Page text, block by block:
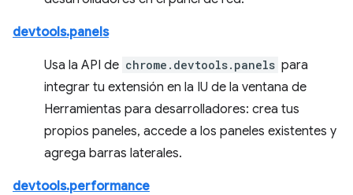
devtools.panels
Usa la API de chrome.devtools.panels para
integrar tu extensión en la IU de la ventana de
Herramientas para desarrolladores: crea tus
propios paneles, accede a los paneles existentes y
agrega barras laterales.
devtools.performance